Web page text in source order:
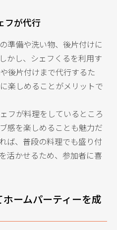
フが代行
準備や洗い物、後片付けに
かし、シェフくるを利用す
後片付けまで代行するた
楽しめることがメリットで
フが料理をしているところ
感を楽しめることも魅力だ
ば、普段の料理でも盛り付
活かせるため、参加者に喜
ームパーティーを成